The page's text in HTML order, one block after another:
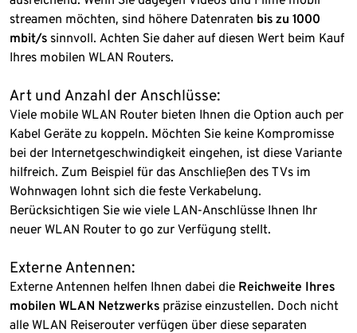
streamen möchten, sind höhere Datenraten bis zu 1000
mbit/s sinnvoll. Achten Sie daher auf diesen Wert beim Kauf
Ihres mobilen WLAN Routers.
Art und Anzahl der Anschlüsse:
Viele mobile WLAN Router bieten Ihnen die Option auch per
Kabel Geräte zu koppeln. Möchten Sie keine Kompromisse
bei der Internetgeschwindigkeit eingehen, ist diese Variante
hilfreich. Zum Beispiel für das Anschließen des TVs im
Wohnwagen lohnt sich die feste Verkabelung.
Berücksichtigen Sie wie viele LAN-Anschlüsse Ihnen Ihr
neuer WLAN Router to go zur Verfügung stellt.
Externe Antennen:
Externe Antennen helfen Ihnen dabei die Reichweite Ihres
mobilen WLAN Netzwerks präzise einzustellen. Doch nicht
alle WLAN Reiserouter verfügen über diese separaten